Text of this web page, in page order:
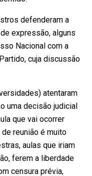
defenderam a
expressão, alguns
Nacional com a
cuja discussão
atentaram
uma decisão judicial
que vai ocorrer
reunião é muito
aulas que iriam
ferem a liberdade
censura prévia,